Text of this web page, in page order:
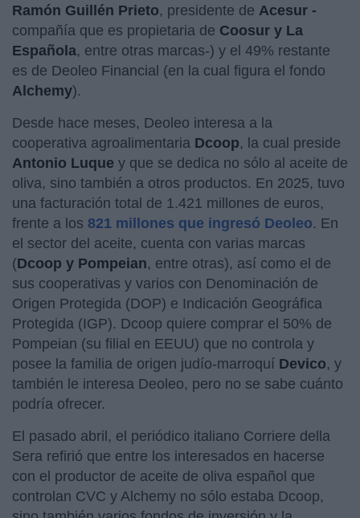
Ramón Guillén Prieto, presidente de Acesur -
compañía que es propietaria de Coosur y La
Española, entre otras marcas-) y el 49% restante
es de Deoleo Financial (en la cual figura el fondo
Alchemy).
Desde hace meses, Deoleo interesa a la
cooperativa agroalimentaria Dcoop, la cual preside
Antonio Luque y que se dedica no sólo al aceite de
oliva, sino también a otros productos. En 2025, tuvo
una facturación total de 1.421 millones de euros,
frente a los 821 millones que ingresó Deoleo. En
el sector del aceite, cuenta con varias marcas
(Dcoop y Pompeian, entre otras), así como el de
sus cooperativas y varios con Denominación de
Origen Protegida (DOP) e Indicación Geográfica
Protegida (IGP). Dcoop quiere comprar el 50% de
Pompeian (su filial en EEUU) que no controla y
posee la familia de origen judío-marroquí Devico, y
también le interesa Deoleo, pero no se sabe cuánto
podría ofrecer.
El pasado abril, el periódico italiano Corriere della
Sera refirió que entre los interesados en hacerse
con el productor de aceite de oliva español que
controlan CVC y Alchemy no sólo estaba Dcoop,